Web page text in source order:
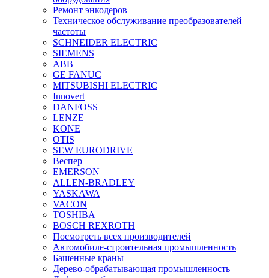
Ремонт энкодеров
Техническое обслуживание преобразователей
частоты
SCHNEIDER ELECTRIC
SIEMENS
ABB
GE FANUC
MITSUBISHI ELECTRIC
Innovert
DANFOSS
LENZE
KONE
OTIS
SEW EURODRIVE
Веспер
EMERSON
ALLEN-BRADLEY
YASKAWA
VACON
TOSHIBA
BOSCH REXROTH
Посмотреть всех производителей
Автомобиле-строительная промышленность
Башенные краны
Дерево-обрабатывающая промышленность